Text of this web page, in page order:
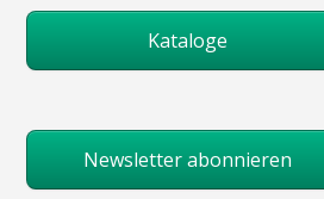
Kataloge
Newsletter abonnieren